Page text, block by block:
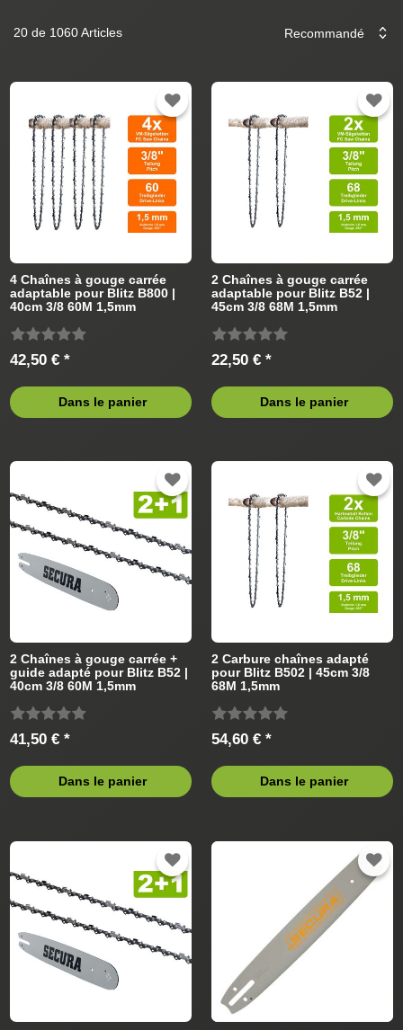
20 de 1060 Articles
4 Chaînes à gouge carrée
adaptable pour Blitz B800 |
40cm 3/8 60M 1,5mm
42,50 € *
Dans le panier
2 Chaînes à gouge carrée
adaptable pour Blitz B52 |
45cm 3/8 68M 1,5mm
22,50 € *
Dans le panier
2 Chaînes à gouge carrée +
guide adapté pour Blitz B52 |
40cm 3/8 60M 1,5mm
41,50 € *
Dans le panier
2 Carbure chaînes adapté
pour Blitz B502 | 45cm 3/8
68M 1,5mm
54,60 € *
Dans le panier